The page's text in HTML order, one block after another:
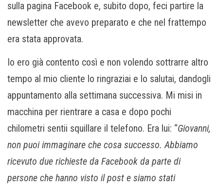
sulla pagina Facebook e, subito dopo, feci partire la
newsletter che avevo preparato e che nel frattempo
era stata approvata.
Io ero già contento così e non volendo sottrarre altro
tempo al mio cliente lo ringraziai e lo salutai, dandogli
appuntamento alla settimana successiva. Mi misi in
macchina per rientrare a casa e dopo pochi
chilometri sentii squillare il telefono. Era lui: “Giovanni,
non puoi immaginare che cosa successo. Abbiamo
ricevuto due richieste da Facebook da parte di
persone che hanno visto il post e siamo stati